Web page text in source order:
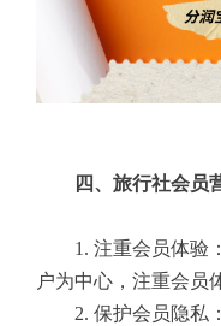
四、旅行社会员
1. 注重会员体验
户为中心，注重会员
2. 保护会员隐私